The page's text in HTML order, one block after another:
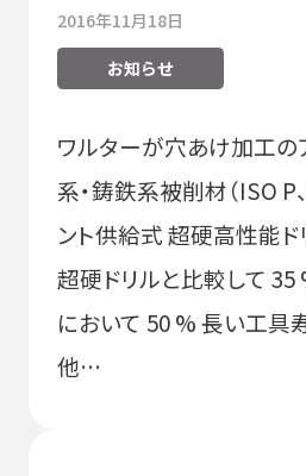
2016年11月18日
お知らせ
ワルターが穴あけ加工の
系・鋳鉄系被削材（ISO P
ント供給式 超硬高性能ド
超硬ドリルと比較して
において 50 % 長い工具
他…